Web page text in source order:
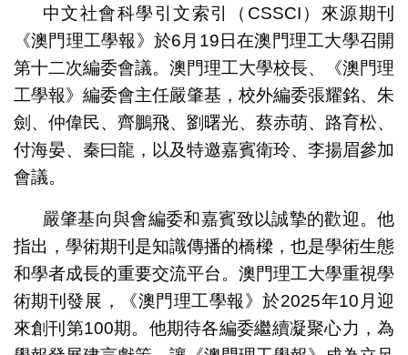
中文社會科學引文索引（CSSCI）來源期刊
《澳門理工學報》於6月19日在澳門理工大學召開
第十二次編委會議。澳門理工大學校長、《澳門理
工學報》編委會主任嚴肇基，校外編委張耀銘、朱
劍、仲偉民、齊鵬飛、劉曙光、蔡赤萌、路育松、
付海晏、秦曰龍，以及特邀嘉賓衛玲、李揚眉參加
會議。
嚴肇基向與會編委和嘉賓致以誠摯的歡迎。他
指出，學術期刊是知識傳播的橋樑，也是學術生態
和學者成長的重要交流平台。澳門理工大學重視學
術期刊發展，《澳門理工學報》於2025年10月迎
來創刊第100期。他期待各編委繼續凝聚心力，為